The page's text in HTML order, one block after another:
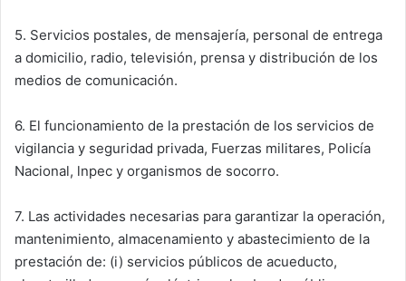
5. Servicios postales, de mensajería, personal de entrega
a domicilio, radio, televisión, prensa y distribución de los
medios de comunicación.
6. El funcionamiento de la prestación de los servicios de
vigilancia y seguridad privada, Fuerzas militares, Policía
Nacional, lnpec y organismos de socorro.
7. Las actividades necesarias para garantizar la operación,
mantenimiento, almacenamiento y abastecimiento de la
prestación de: (i) servicios públicos de acueducto,